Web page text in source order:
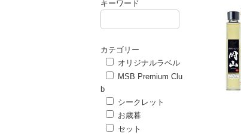
キーワード
カテゴリー
オリジナルラベル
MSB Premium Clu
b
シークレット
お歳暮
セット